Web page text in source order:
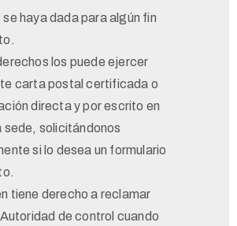
se haya dada para algún fin
los puede ejercer
carta postal certificada o
directa y por escrito en
sede, solicitándonos
si lo desea un formulario
tiene derecho a reclamar
de control cuando